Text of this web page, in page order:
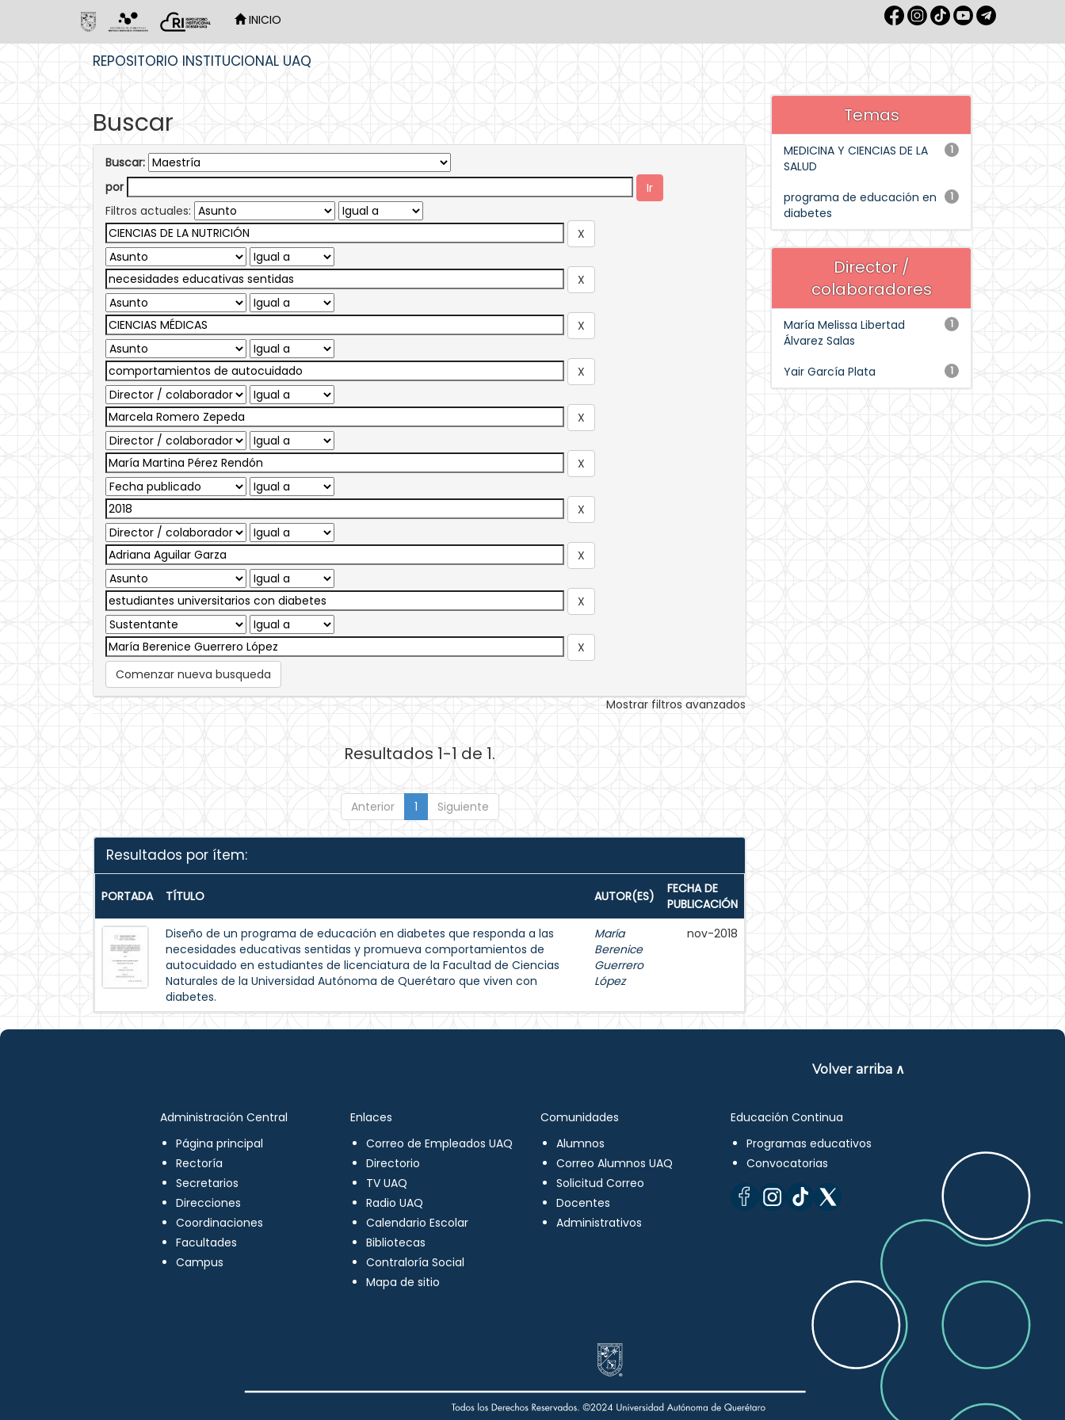
INICIO
REPOSITORIO INSTITUCIONAL UAQ
Buscar
Buscar:
por
Filtros actuales:
Comenzar nueva busqueda
Mostrar filtros avanzados
Resultados 1-1 de 1.
Anterior 1 Siguiente
Resultados por ítem:
PORTADA TÍTULO AUTOR(ES)
FECHA DE
PUBLICACIÓN
Diseño de un programa de educación en diabetes que responda a las
necesidades educativas sentidas y promueva comportamientos de
autocuidado en estudiantes de licenciatura de la Facultad de Ciencias
Naturales de la Universidad Autónoma de Querétaro que viven con
diabetes.
María
Berenice
Guerrero
López
nov-2018
Temas
1
MEDICINA Y CIENCIAS DE LA
SALUD
1
programa de educación en
diabetes
Director /
colaboradores
1
María Melissa Libertad
Álvarez Salas
1
Yair García Plata
Volver arriba ∧
Administración Central
Página principal
Rectoría
Secretarios
Direcciones
Coordinaciones
Facultades
Campus
Enlaces
Correo de Empleados UAQ
Directorio
TV UAQ
Radio UAQ
Calendario Escolar
Bibliotecas
Contraloría Social
Mapa de sitio
Comunidades
Alumnos
Correo Alumnos UAQ
Solicitud Correo
Docentes
Administrativos
Educación Continua
Programas educativos
Convocatorias